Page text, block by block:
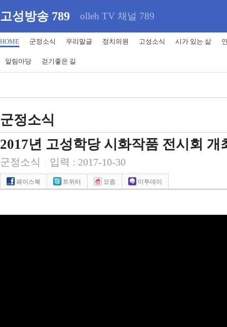
고성방송 789 olleh TV 채널 789
HOME 군정소식 우리말글 정치의원 고성소식 시가 있는 삶
알림마당 걷기좋은 길
군정소식
2017년 고성학당 시화작품 전시회 개
군정소식 입력 : 2017-10-30
페이스북 트위터 요즘 미투데이